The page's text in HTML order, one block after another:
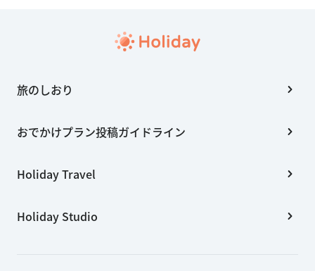
旅のしおり
おでかけプラン投稿ガイドライン
Holiday Travel
Holiday Studio